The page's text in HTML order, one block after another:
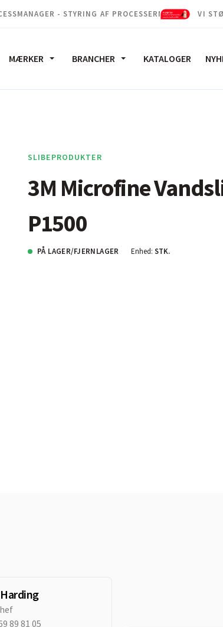
- STYRING AF PROCESSERNE VI
MÆRKER BRANCHER KATALOGER
SLIBEPRODUKTER
3M Microfine
P1500
PÅ LAGER/FJERNLAGER Enhed: STK.
89 81 05